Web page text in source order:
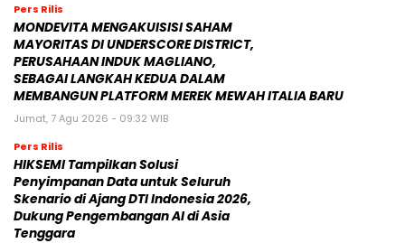
Pers Rilis
MONDEVITA MENGAKUISISI SAHAM
MAYORITAS DI UNDERSCORE DISTRICT,
PERUSAHAAN INDUK MAGLIANO,
SEBAGAI LANGKAH KEDUA DALAM
MEMBANGUN PLATFORM MEREK MEWAH ITALIA BARU
Jumat, 7 Agu 2026 - 09:32 WIB
Pers Rilis
HIKSEMI Tampilkan Solusi
Penyimpanan Data untuk Seluruh
Skenario di Ajang DTI Indonesia 2026,
Dukung Pengembangan AI di Asia
Tenggara